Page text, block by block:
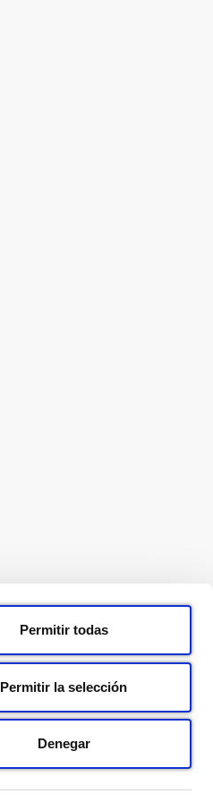
Permitir todas
Permitir la selección
Denegar